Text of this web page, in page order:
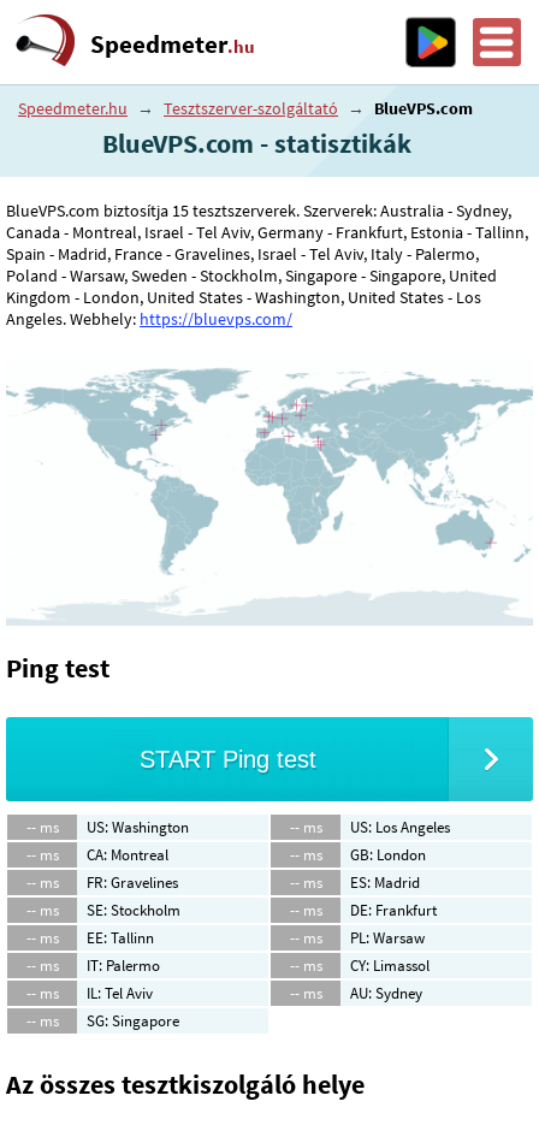
Speedmeter.hu
Speedmeter.hu → Tesztszerver-szolgáltató → BlueVPS.com
BlueVPS.com - statisztikák
BlueVPS.com biztosítja 15 tesztszerverek. Szerverek: Australia - Sydney,
Canada - Montreal, Israel - Tel Aviv, Germany - Frankfurt, Estonia - Tallinn,
Spain - Madrid, France - Gravelines, Israel - Tel Aviv, Italy - Palermo,
Poland - Warsaw, Sweden - Stockholm, Singapore - Singapore, United
Kingdom - London, United States - Washington, United States - Los
Angeles. Webhely: https://bluevps.com/
Ping test
START Ping test
-- ms US: Washington -- ms
US: Los Angeles
-- ms
CA: Montreal -- ms
GB: London
-- ms
FR: Gravelines -- ms
ES: Madrid
-- ms
SE: Stockholm -- ms
DE: Frankfurt
-- ms
EE: Tallinn -- ms
PL: Warsaw
-- ms
IT: Palermo -- ms
CY: Limassol
-- ms
IL: Tel Aviv -- ms
AU: Sydney
-- ms
SG: Singapore
Az összes tesztkiszolgáló helye